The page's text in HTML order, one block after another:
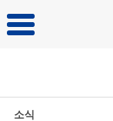
소식